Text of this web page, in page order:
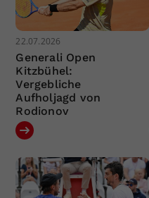
22.07.2026
Generali Open
Kitzbühel:
Vergebliche
Aufholjagd von
Rodionov